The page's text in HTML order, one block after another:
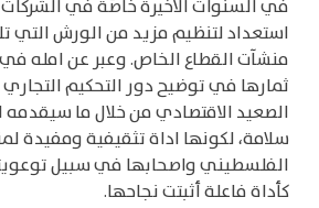
في السنوات الاخيرة خاصّة في الشركات
استعداد لتنظيم مزيد من الورش التي
منشآت القطاع الخاص. وعبر عن امله
ثمارها في توضيح دور التحكيم
الصعيد الاقتصادي من خلال ما سيقدمه
سلامة، لكونها اداة تثقيفية ومفيدة
الفلسطيني واصحابها في سبيل
كأداة فاعلة أثبتت نجاحها.